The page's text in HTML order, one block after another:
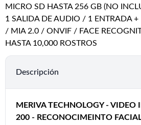
MICRO SD HASTA 256 GB (NO
1 SALIDA DE AUDIO / 1 ENTRADA
/ MIA 2.0 / ONVIF / FACE
HASTA 10,000 ROSTROS
Descripción
MERIVA TECHNOLOGY - VIDEO
200 - RECONOCIMEINTO